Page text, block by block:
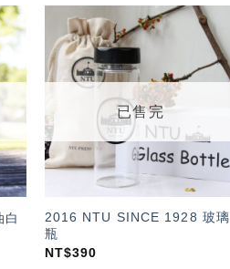
白
加入
「願
望輕
已售完
2016 NTU SINCE 1928 玻璃
瓶
NT$390